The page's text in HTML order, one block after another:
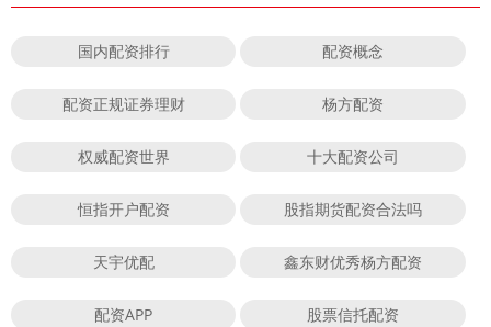
国内配资排行 配资概念
配资正规证券理财 杨方配资
权威配资世界 十大配资公司
恒指开户配资 股指期货配资合法吗
天宇优配 鑫东财优秀杨方配资
配资APP 股票信托配资